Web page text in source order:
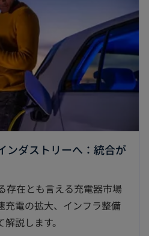
ンダストリーへ：統合が
存在とも言える充電器市場
充電の拡大、インフラ整備
説します。